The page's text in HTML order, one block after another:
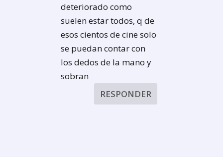
deteriorado como
suelen estar todos, q de
esos cientos de cine solo
se puedan contar con
los dedos de la mano y
sobran
RESPONDER